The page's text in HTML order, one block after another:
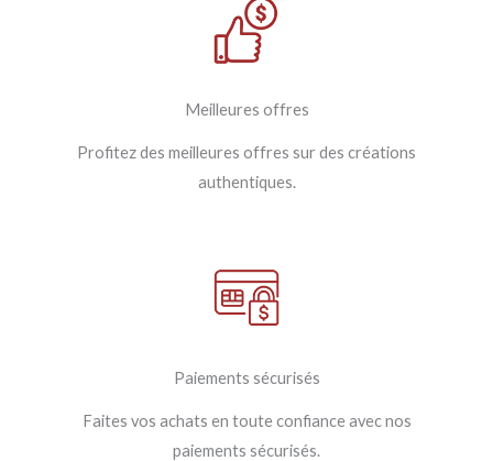
Meilleures offres
Profitez des meilleures offres sur des créations
authentiques.
Paiements sécurisés
Faites vos achats en toute confiance avec nos
paiements sécurisés.